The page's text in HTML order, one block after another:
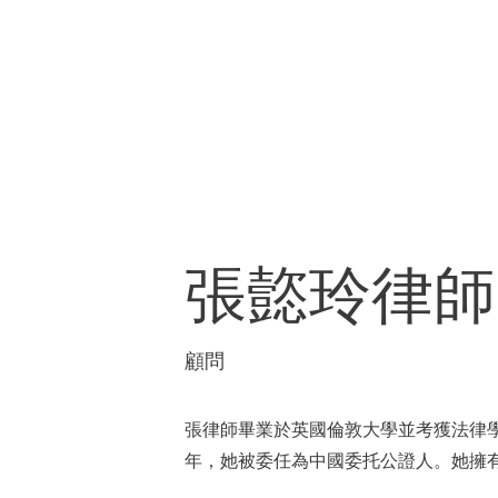
張㦤玲律師
顧問
張律師畢業於英國倫敦大學並考獲法
年，她被委任為中國委托公證人。她